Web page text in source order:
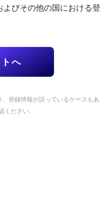
びその他の国における登
へ
登録情報が誤っているケースもあ
ださい。